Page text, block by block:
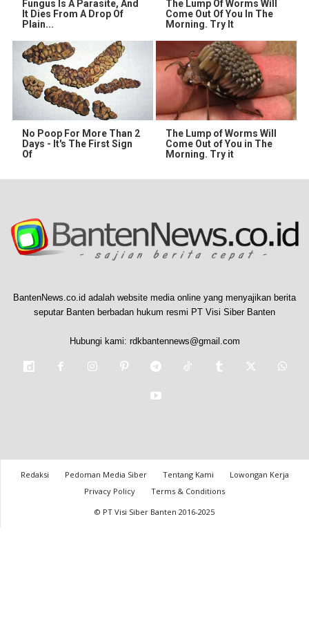
Fungus Is A Parasite, And
It Dies From A Drop Of
Plain...
The Lump Of Worms Will
Come Out Of You In The
Morning. Try It
No Poop For More Than 2
Days - It's The First Sign
Of
The Lump of Worms Will
Come Out of You in The
Morning. Try it
BantenNews.co.id adalah website media online yang menyajikan berita
seputar Banten berbadan hukum resmi PT Visi Siber Banten
Hubungi kami: rdkbantennews@gmail.com
Redaksi Pedoman Media Siber Tentang Kami
Lowongan Kerja
Privacy Policy
Terms & Conditions
© PT Visi Siber Banten 2016-2025